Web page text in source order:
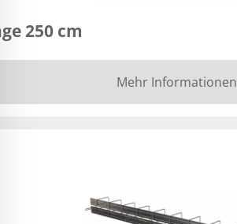
250 cm
Mehr Informationen